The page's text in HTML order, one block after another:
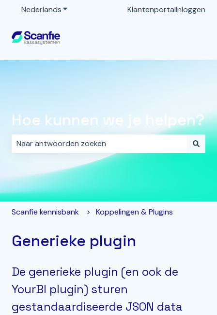
NederlandsSubmenu tonen voor vertalingen
KlantenportalInloggen
Hoe kunnen we je helpen?
Er zijn geen suggesties want het zoekveld is leeg.
Scanfie kennisbank Koppelingen & Plugins
Generieke plugin
De generieke plugin (en ook de
YourBI plugin) sturen
gestandaardiseerde JSON data